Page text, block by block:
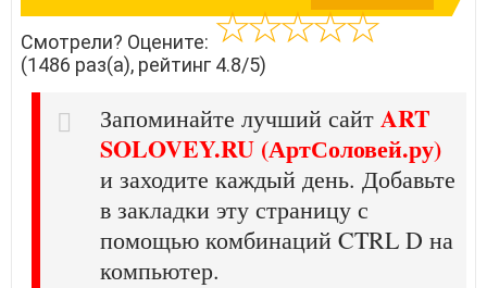
Смотрели? Оцените:
(1486 раз(а), рейтинг 4.8/5)
Запоминайте лучший сайт ART
SOLOVEY.RU (АртСоловей.ру)
и заходите каждый день. Добавьте
в закладки эту страницу с
помощью комбинаций CTRL D на
компьютер.